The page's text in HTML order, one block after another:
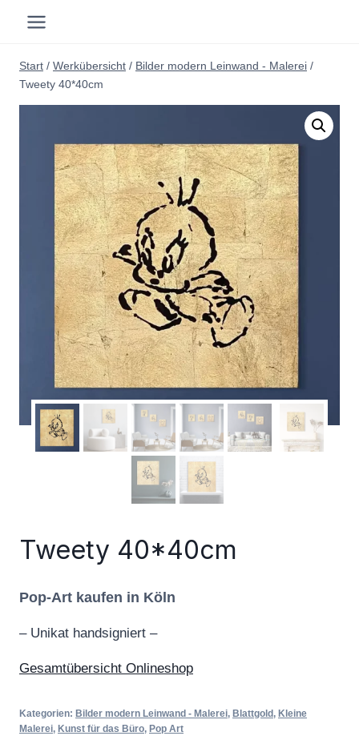
Inhalt
Start / Werkübersicht / Bilder modern Leinwand - Malerei /
Tweety 40*40cm
Tweety 40*40cm
Pop-Art kaufen in Köln
– Unikat handsigniert –
Gesamtübersicht Onlineshop
Kategorien: Bilder modern Leinwand - Malerei, Blattgold, Kleine
Malerei, Kunst für das Büro, Pop Art